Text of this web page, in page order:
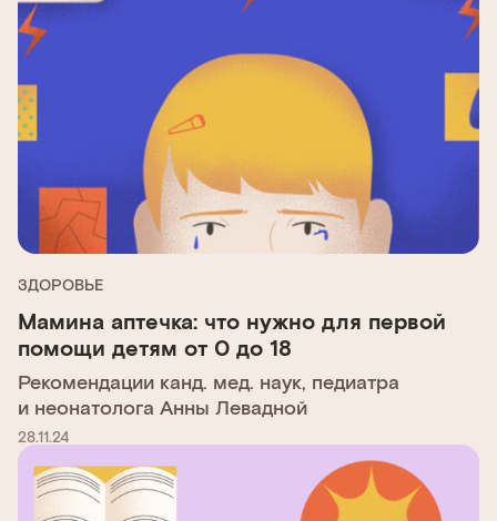
ЗДОРОВЬЕ
Мамина аптечка: что нужно для первой
помощи детям от 0 до 18
Рекомендации канд. мед. наук, педиатра
и неонатолога Анны Левадной
28.11.24